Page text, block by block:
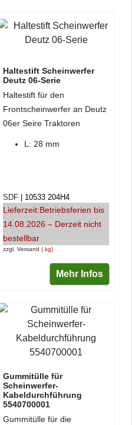
Haltestift Scheinwerfer
Deutz 06-Serie
Haltestift für den
Frontscheinwerfer an Deutz
06er Seire Traktoren
L: 28 mm
zzgl. Versand kg
SDF 10533 204H4
Lieferzeit:Betriebsferien bis
14.08.2026 – Derzeit nicht
bestellbar
Mehr Infos
Gummitülle für
Scheinwerfer-
Kabeldurchführung
5540700001
Gummitülle für die